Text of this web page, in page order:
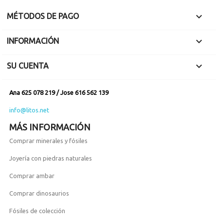
MÉTODOS DE PAGO 
INFORMACIÓN 
SU CUENTA 
Ana 625 078 219 / Jose 616 562 139
info@litos.net
MÁS INFORMACIÓN
Comprar minerales y fósiles
Joyería con piedras naturales
Comprar ambar
Comprar dinosaurios
Fósiles de colección